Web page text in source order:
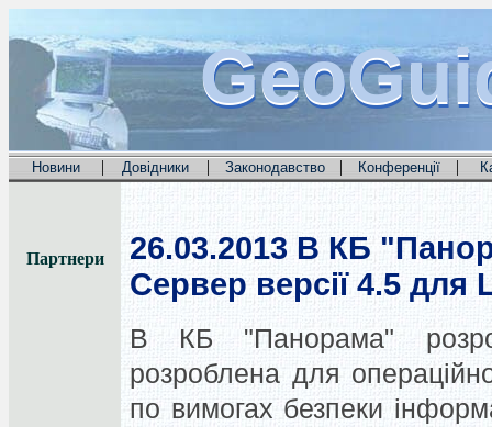
Новини | Довідники | Законодавство | Конференції |
Партнери 26.03.2013 В КБ
Сервер версії 4.5 для
В КБ "Панорама"
розроблена для
по вимогах безпеки